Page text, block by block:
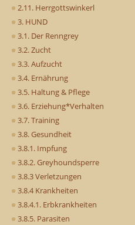
2.11. Herrgottswinkerl
3. HUND
3.1. Der Renngrey
3.2. Zucht
3.3. Aufzucht
3.4. Ernährung
3.5. Haltung & Pflege
3.6. Erziehung*Verhalten
3.7. Training
3.8. Gesundheit
3.8.1. Impfung
3.8.2. Greyhoundsperre
3.8.3 Verletzungen
3.8.4 Krankheiten
3.8.4.1. Erbkrankheiten
3.8.5. Parasiten